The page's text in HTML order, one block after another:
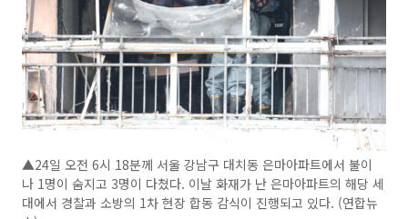
▲24일 오전 6시 18분께 서울 강남구 대치동 은마아파트에서 불이
나 1명이 숨지고 3명이 다쳤다. 이날 화재가 난 은마아파트의 해당 세
대에서 경찰과 소방의 1차 현장 합동 감식이 진행되고 있다. (연합뉴